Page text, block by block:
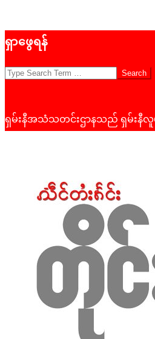
to
ရှာဖွေရန်
Search
ရှမ်းနီအသံသတင်းဌာနသည် ရှမ်းနီလူ